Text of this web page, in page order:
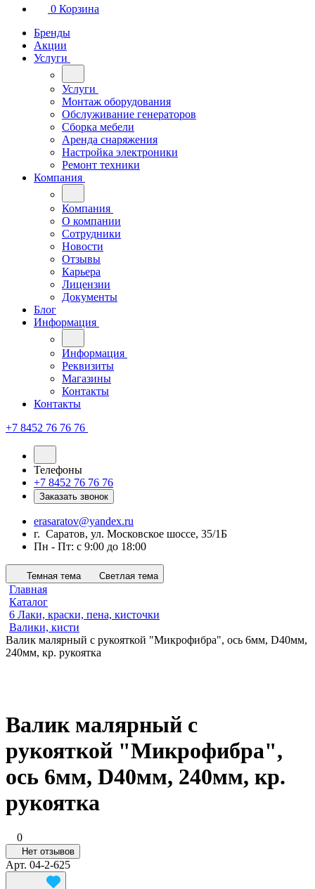
0 Корзина
Бренды
Акции
Услуги
Услуги
Монтаж оборудования
Обслуживание генераторов
Сборка мебели
Аренда снаряжения
Настройка электроники
Ремонт техники
Компания
Компания
О компании
Сотрудники
Новости
Отзывы
Карьера
Лицензии
Документы
Блог
Информация
Информация
Реквизиты
Магазины
Контакты
Контакты
+7 8452 76 76 76
Телефоны
+7 8452 76 76 76
Заказать звонок
erasaratov@yandex.ru
г. Саратов, ул. Московское шоссе, 35/1Б
Пн - Пт: с 9:00 до 18:00
Темная тема Светлая тема
Главная
Каталог
6 Лаки, краски, пена, кисточки
Валики, кисти
Валик малярный с рукояткой "Микрофибра", ось 6мм, D40мм,
240мм, кр. рукоятка
Валик малярный с
рукояткой "Микрофибра",
ось 6мм, D40мм, 240мм, кр.
рукоятка
0
Нет отзывов
Арт. 04-2-625